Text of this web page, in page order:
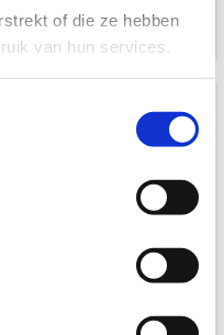
of die ze hebben
van hun services.